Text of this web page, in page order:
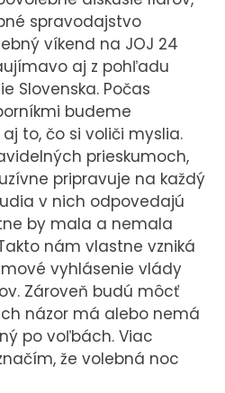
spravodajstvo
víkend na JOJ 24
aj z pohľadu
Slovenska. Počas
budeme
to, čo si voliči myslia.
prieskumoch,
pripravuje na každý
v nich odpovedajú
by mala a nemala
nám vlastne vzniká
vyhlásenie vlády
Zároveň budú môcť
názor má alebo nemá
po voľbách. Viac
že volebná noc